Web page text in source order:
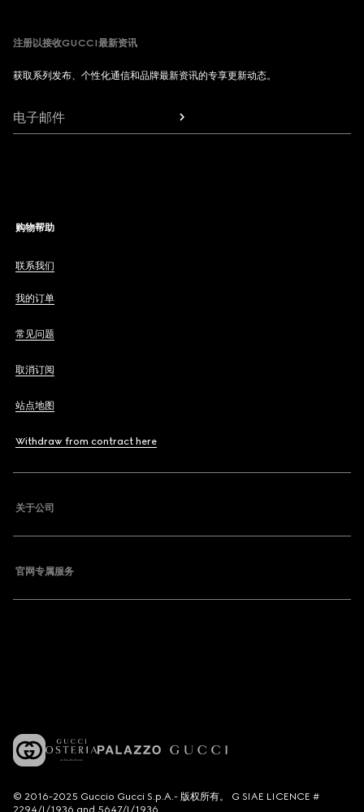
注册以接收GUCCI最新资讯
获取系列发布、个性化通信和品牌最新资讯的专享更新动态。
电子邮件
购物帮助
联系我们
我的订单
常见问题
取消订阅
站点地图
Withdraw from contract here
关于公司
官网专属服务
© 2016-2025 Guccio Gucci S.p.A.- 版权所有。 G SIAE LICENCE #
2294/I/1936 and 5647/I/1936